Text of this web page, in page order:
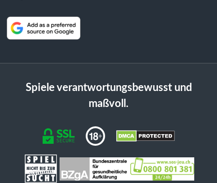
Spiele verantwortungsbewusst und
maßvoll.